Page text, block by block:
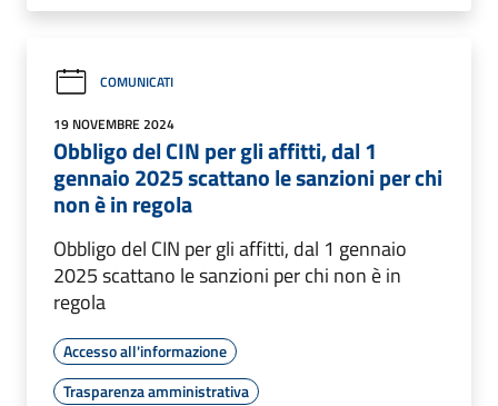
COMUNICATI
19 NOVEMBRE 2024
Obbligo del CIN per gli affitti, dal 1
gennaio 2025 scattano le sanzioni per chi
non è in regola
Obbligo del CIN per gli affitti, dal 1 gennaio
2025 scattano le sanzioni per chi non è in
regola
Accesso all'informazione
Trasparenza amministrativa